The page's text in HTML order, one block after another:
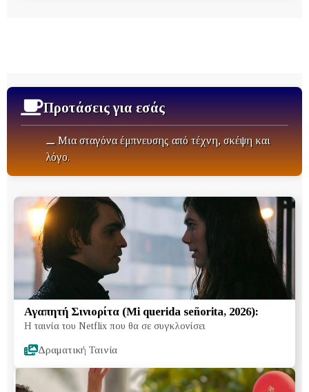
Προτάσεις για εσάς
⚊ Μια σταγόνα έμπνευσης από τέχνη, σκέψη και
λόγο.
Αγαπητή Σινιορίτα (Mi querida señorita, 2026):
Η ταινία του Netflix που θα σε συγκλονίσει
Δραματική Ταινία